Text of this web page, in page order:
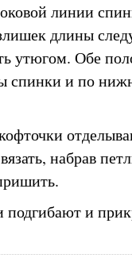
линии
длины
утюгом. Обе
спинки и по
набрав
подгибают и